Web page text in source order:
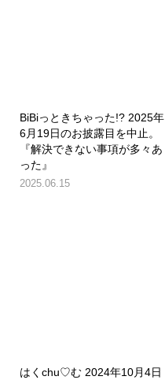
BiBiっときちゃった!? 2025年
6月19日のお披露目を中止。
『解決できない事項が多々あ
った』
2025.06.15
はくchu♡む 2024年10月4日